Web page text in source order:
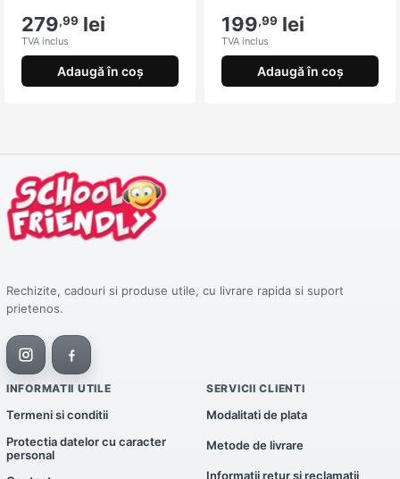
279,99 lei
TVA inclus
Adaugă în coș
199,99 lei
TVA inclus
Adaugă în coș
Rechizite, cadouri si produse utile, cu livrare rapida si suport
prietenos.
INFORMATII UTILE
Termeni si conditii
Protectia datelor cu caracter
personal
SERVICII CLIENTI
Modalitati de plata
Metode de livrare
Informatii retur si reclamatii